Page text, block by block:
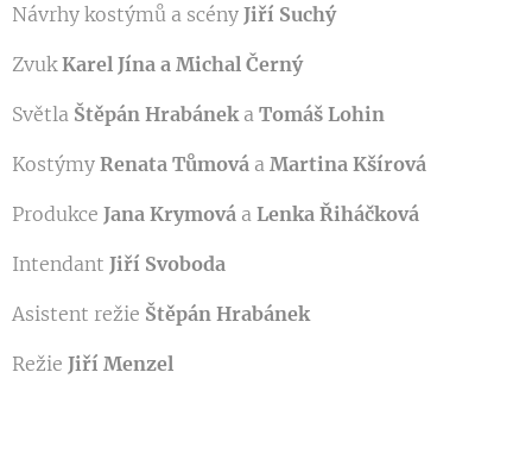
Návrhy kostýmů a scény Jiří Suchý
ZvukKarel Jína a Michal Černý
Světla Štěpán Hrabánek a Tomáš Lohin
Kostýmy Renata Tůmová a Martina Kšírová
Produkce Jana Krymová a Lenka Řiháčková
Intendant Jiří Svoboda
Asistent režie Štěpán Hrabánek
Režie Jiří Menzel